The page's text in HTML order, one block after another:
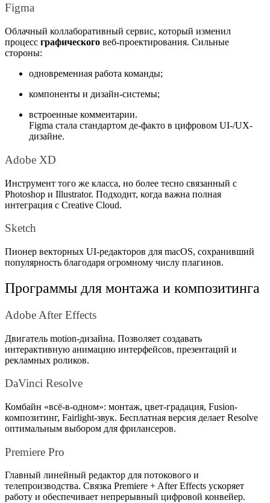
Figma
Облачный коллаборативный сервис, который изменил
процесс графического веб-проектирования. Сильные
стороны:
одновременная работа команды;
компоненты и дизайн-системы;
встроенные комментарии.
Figma стала стандартом де-факто в цифровом UI-/UX-
дизайне.
Adobe XD
Инструмент того же класса, но более тесно связанный с
Photoshop и Illustrator. Подходит, когда важна полная
интеграция с Creative Cloud.
Sketch
Пионер векторных UI-редакторов для macOS, сохранивший
популярность благодаря огромному числу плагинов.
Программы для монтажа и композитинга
Adobe After Effects
Двигатель motion-дизайна. Позволяет создавать
интерактивную анимацию интерфейсов, презентаций и
рекламных роликов.
DaVinci Resolve
Комбайн «всё-в-одном»: монтаж, цвет-градация, Fusion-
композитинг, Fairlight-звук. Бесплатная версия делает Resolve
оптимальным выбором для фрилансеров.
Premiere Pro
Главный линейный редактор для потокового и
телепроизводства. Связка Premiere + After Effects ускоряет
работу и обеспечивает непрерывный цифровой конвейер.